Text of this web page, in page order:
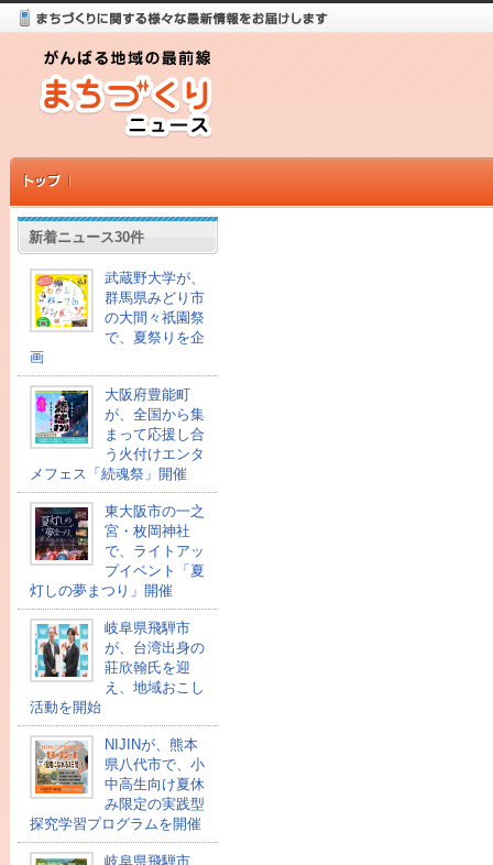
新着ニュース30件
武蔵野大学が、
群馬県みどり市
の大間々祇園祭
で、夏祭りを企
画
大阪府豊能町
が、全国から集
まって応援し合
う火付けエンタ
メフェス「続魂祭」開催
東大阪市の一之
宮・枚岡神社
で、ライトアッ
プイベント「夏
灯しの夢まつり」開催
岐阜県飛騨市
が、台湾出身の
莊欣翰氏を迎
え、地域おこし
活動を開始
NIJINが、熊本
県八代市で、小
中高生向け夏休
み限定の実践型
探究学習プログラムを開催
岐阜県飛騨市